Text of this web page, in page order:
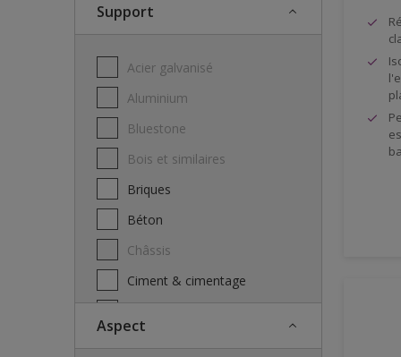
Vernis
Support
Acier galvanisé
Aluminium
Bluestone
Bois et similaires
Briques
Béton
Châssis
Ciment & cimentage
Aspect